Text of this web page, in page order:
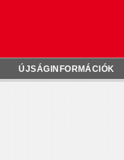
ÚJSÁGINFORMÁCIÓK